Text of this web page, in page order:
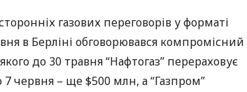
газових переговорів у форматі
в Берліні обговорювався компромісний
до 30 травня “Нафтогаз” перераховує
7 червня – ще $500 млн, а “Газпром”